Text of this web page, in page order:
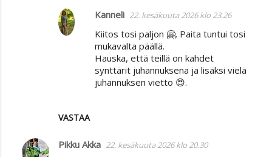
VASTAA
Kanneli 22. kesäkuuta 2026 klo 23.26
Kiitos tosi paljon 🤗. Paita tuntui tosi
mukavalta päällä.
Hauska, että teillä on kahdet
synttärit juhannuksena ja lisäksi vielä
juhannuksen vietto 😍.
Pikku Akka 22. kesäkuuta 2026 klo 20.30